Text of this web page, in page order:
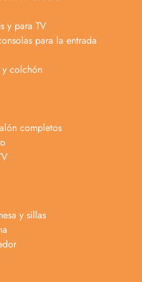
y para TV
para la entrada
colchón
completos
y sillas